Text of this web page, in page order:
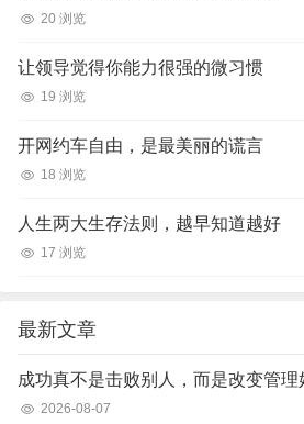
20 浏览
让领导觉得你能力很强的微习惯
19 浏览
开网约车自由，是最美丽的谎言
18 浏览
人生两大生存法则，越早知道越好
17 浏览
最新文章
成功真不是击败别人，而是改变管理
2026-08-07